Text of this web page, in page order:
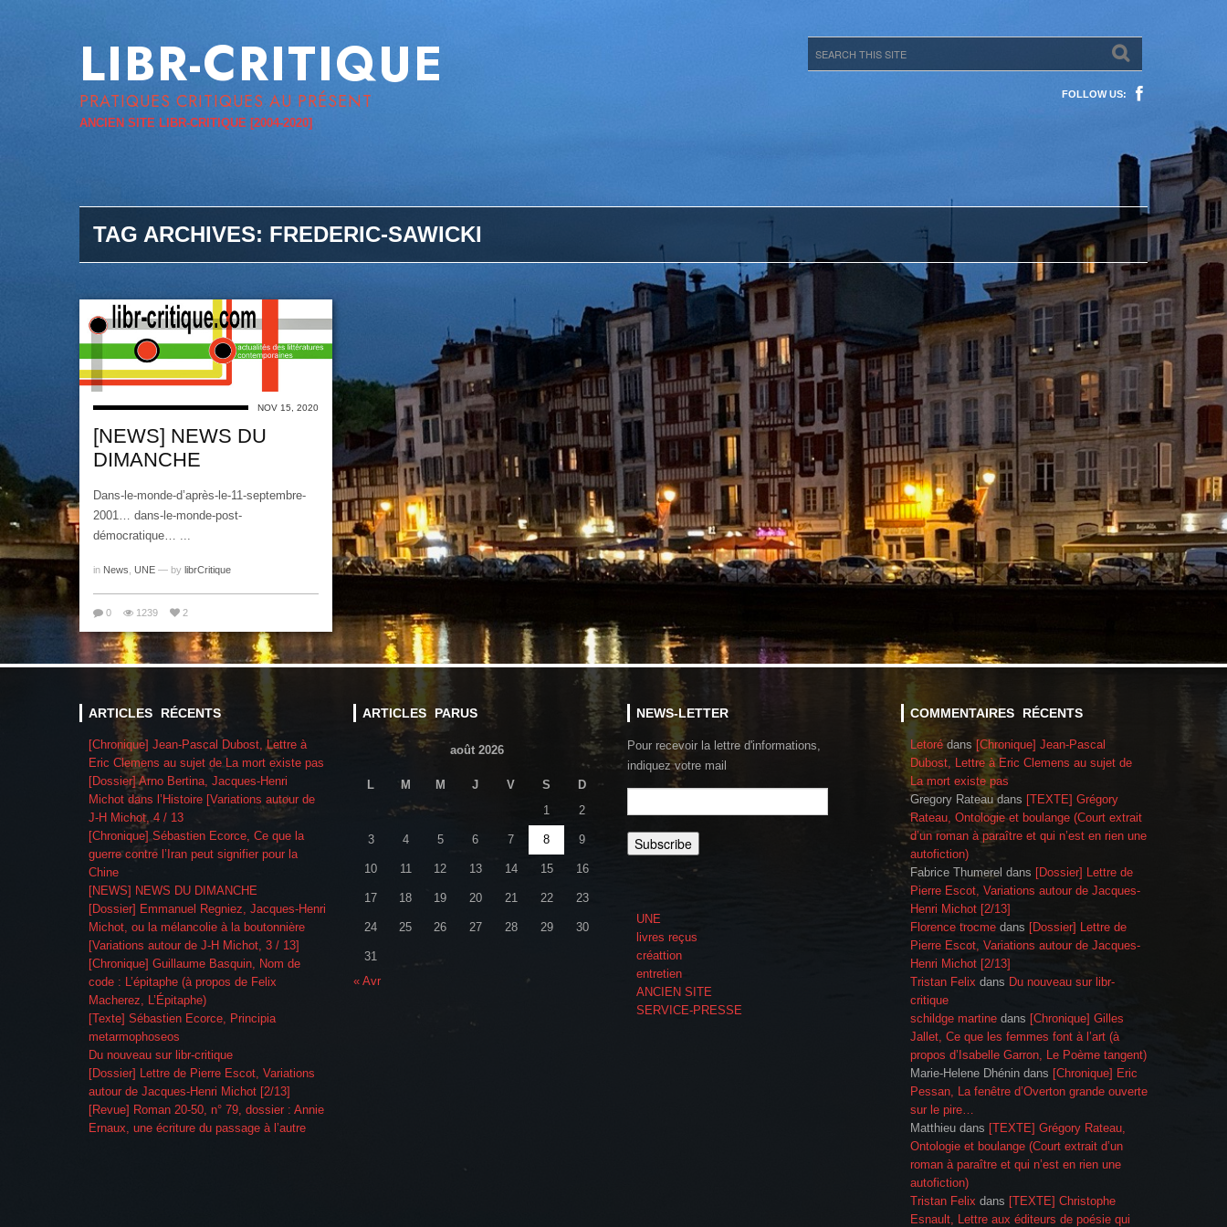
LIBR-CRITIQUE
PRATIQUES CRITIQUES AU PRÉSENT
ANCIEN SITE LIBR-CRITIQUE [2004-2020]
FOLLOW US:
TAG ARCHIVES: FREDERIC-SAWICKI
NOV 15, 2020
[NEWS] NEWS DU
DIMANCHE
Dans-le-monde-d’après-le-11-septembre-
2001… dans-le-monde-post-
démocratique… ...
in News UNE — by librCritique
0 1239 2
ARTICLES RÉCENTS
[Chronique] Jean-Pascal Dubost, Lettre à
Eric Clemens au sujet de La mort existe pas
[Dossier] Arno Bertina, Jacques-Henri
Michot dans l’Histoire [Variations autour de
J-H Michot, 4 / 13
[Chronique] Sébastien Ecorce, Ce que la
guerre contre l’Iran peut signifier pour la
Chine
[NEWS] NEWS DU DIMANCHE
[Dossier] Emmanuel Regniez, Jacques-Henri
Michot, ou la mélancolie à la boutonnière
[Variations autour de J-H Michot, 3 / 13]
[Chronique] Guillaume Basquin, Nom de
code : L’épitaphe (à propos de Felix
Macherez, L’Épitaphe)
[Texte] Sébastien Ecorce, Principia
metarmophoseos
Du nouveau sur libr-critique
[Dossier] Lettre de Pierre Escot, Variations
autour de Jacques-Henri Michot [2/13]
[Revue] Roman 20-50, n° 79, dossier : Annie
Ernaux, une écriture du passage à l’autre
ARTICLES PARUS
août 2026
L M M J V S
D
1
2
3 4 5 6 7 8 9
10 11 12 13 14 15 16
17 18 19 20 21 22 23
24 25 26 27 28 29 30
31
« Avr
NEWS-LETTER
Pour recevoir la lettre d'informations,
indiquez votre mail
UNE
livres reçus
créattion
entretien
ANCIEN SITE
SERVICE-PRESSE
COMMENTAIRES RÉCENTS
Letorédans [Chronique] Jean-Pascal
Dubost, Lettre à Eric Clemens au sujet de
La mort existe pas
Gregory Rateaudans [TEXTE] Grégory
Rateau, Ontologie et boulange (Court extrait
d’un roman à paraître et qui n’est en rien une
autofiction)
Fabrice Thumerel dans [Dossier] Lettre de
Pierre Escot, Variations autour de Jacques-
Henri Michot [2/13]
Florence trocme dans [Dossier] Lettre de
Pierre Escot, Variations autour de Jacques-
Henri Michot [2/13]
Tristan Felix dans Du nouveau sur libr-
critique
schildge martine dans [Chronique] Gilles
Jallet, Ce que les femmes font à l’art (à
propos d’Isabelle Garron, Le Poème tangent)
Marie-Helene Dhénin dans [Chronique] Eric
Pessan, La fenêtre d’Overton grande ouverte
sur le pire…
Matthieu dans [TEXTE] Grégory Rateau,
Ontologie et boulange (Court extrait d’un
roman à paraître et qui n’est en rien une
autofiction)
Tristan Felix dans [TEXTE] Christophe
Esnault, Lettre aux éditeurs de poésie qui